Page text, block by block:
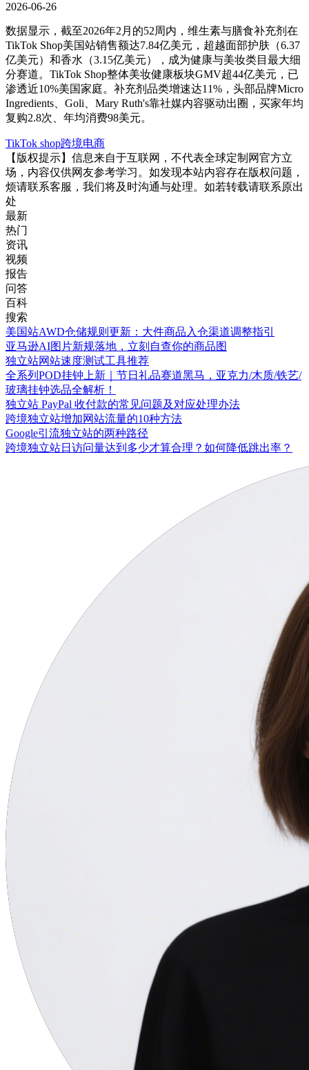
2026-06-26
数据显示，截至2026年2月的52周内，维生素与膳食补充剂在
TikTok Shop美国站销售额达7.84亿美元，超越面部护肤（6.37
亿美元）和香水（3.15亿美元），成为健康与美妆类目最大细
分赛道。TikTok Shop整体美妆健康板块GMV超44亿美元，已
渗透近10%美国家庭。补充剂品类增速达11%，头部品牌Micro
Ingredients、Goli、Mary Ruth's靠社媒内容驱动出圈，买家年均
复购2.8次、年均消费98美元。
TikTok shop跨境电商
【版权提示】信息来自于互联网，不代表全球定制网官方立
场，内容仅供网友参考学习。如发现本站内容存在版权问题，
烦请联系客服，我们将及时沟通与处理。如若转载请联系原出
处
最新
热门
资讯
视频
报告
问答
百科
搜索
美国站AWD仓储规则更新：大件商品入仓渠道调整指引
亚马逊AI图片新规落地，立刻自查你的商品图
独立站网站速度测试工具推荐
全系列POD挂钟上新｜节日礼品赛道黑马，亚克力/木质/铁艺/
玻璃挂钟选品全解析！
独立站 PayPal 收付款的常见问题及对应处理办法
跨境独立站增加网站流量的10种方法
Google引流独立站的两种路径
跨境独立站日访问量达到多少才算合理？如何降低跳出率？